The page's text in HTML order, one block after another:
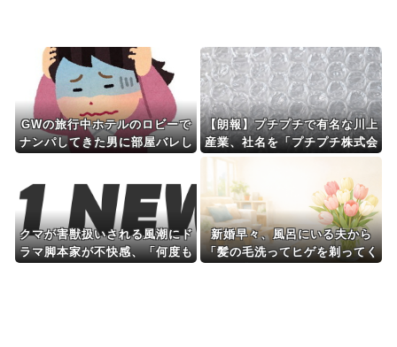
Powered by livedoor 相互RSS
GWの旅行中ホテルのロビーで
ナンパしてきた男に部屋バレし
ッチを押してしまったみたい
【朗報】プチプチで有名な川上
産業、社名を「プチプチ株式会
社」に変更wwwww
クマが害獣扱いされる風潮にド
ラマ脚本家が不快感、「何度も
新婚早々、風呂にいる夫から
「髪の毛洗ってヒゲを剃ってく